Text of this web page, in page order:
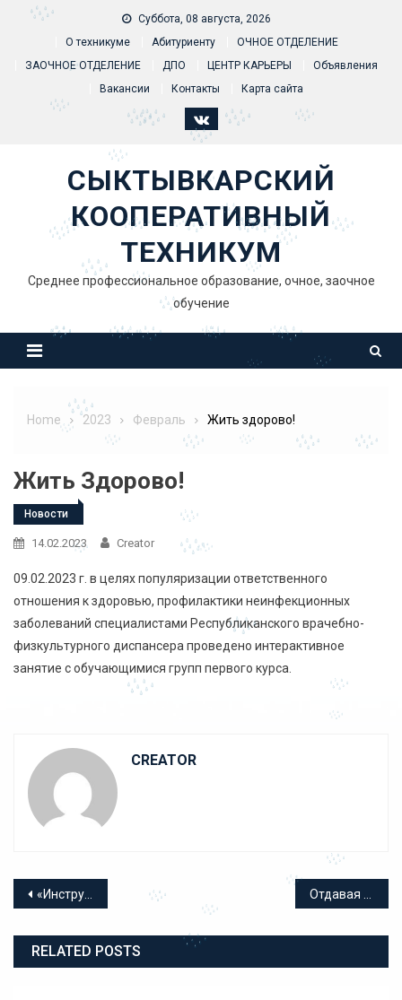
Skip to content
Суббота, 08 августа, 2026
О техникуме
Абитуриенту
ОЧНОЕ ОТДЕЛЕНИЕ
ЗАОЧНОЕ ОТДЕЛЕНИЕ
ДПО ЦЕНТР КАРЬЕРЫ
Объявления
Вакансии
Контакты Карта сайта
СЫКТЫВКАРСКИЙ
КООПЕРАТИВНЫЙ
ТЕХНИКУМ
Среднее профессиональное образование, очное, заочное
обучение
Home 2023 Февраль Жить здорово!
Жить Здорово!
Новости
14.02.2023 Creator
09.02.2023 г. в целях популяризации ответственного
отношения к здоровью, профилактики неинфекционных
заболеваний специалистами Республиканского врачебно-
физкультурного диспансера проведено интерактивное
занятие с обучающимися групп первого курса.
CREATOR
Навигация по записям
«Инструктор-проводник в туризме»
RELATED POSTS